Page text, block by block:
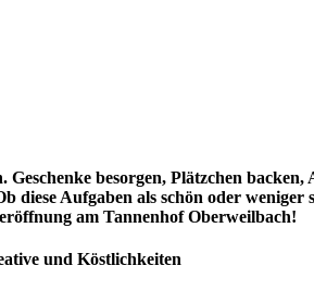
besorgen, Plätzchen
diese Aufgaben als schön oder
am Tannenhof Oberweilbach!
und Köstlichkeiten